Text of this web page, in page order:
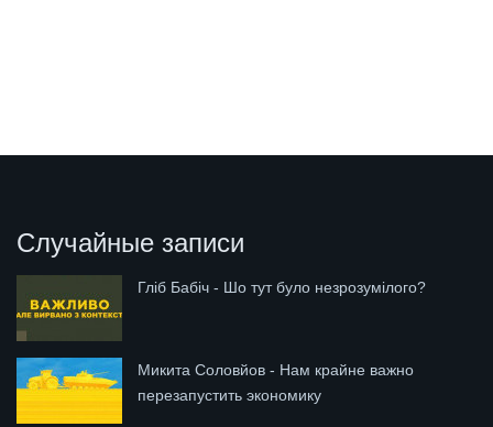
Случайные записи
Гліб Бабіч - Шо тут було незрозумілого?
Микита Соловйов - Нам крайне важно
перезапустить экономику